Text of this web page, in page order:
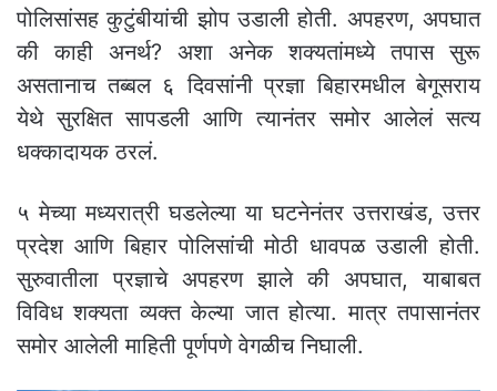
पोलिसांसह कुटुंबीयांची झोप उडाली होती. अपहरण, अपघात
की काही अनर्थ? अशा अनेक शक्यतांमध्ये तपास सुरू
असतानाच तब्बल ६ दिवसांनी प्रज्ञा बिहारमधील बेगूसराय
येथे सुरक्षित सापडली आणि त्यानंतर समोर आलेलं सत्य
धक्कादायक ठरलं.
५ मेच्या मध्यरात्री घडलेल्या या घटनेनंतर उत्तराखंड, उत्तर
प्रदेश आणि बिहार पोलिसांची मोठी धावपळ उडाली होती.
सुरुवातीला प्रज्ञाचे अपहरण झाले की अपघात, याबाबत
विविध शक्यता व्यक्त केल्या जात होत्या. मात्र तपासानंतर
समोर आलेली माहिती पूर्णपणे वेगळीच निघाली.